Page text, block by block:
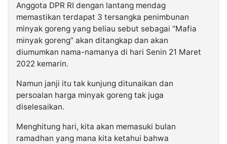
Anggota DPR RI dengan lantang mendag
memastikan terdapat 3 tersangka penimbunan
minyak goreng yang beliau sebut sebagai “Mafia
minyak goreng” akan ditangkap dan akan
diumumkan nama-namanya di hari Senin 21 Maret
2022 kemarin.
Namun janji itu tak kunjung ditunaikan dan
persoalan harga minyak goreng tak juga
diselesaikan.
Menghitung hari, kita akan memasuki bulan
ramadhan yang mana kita ketahui bahwa